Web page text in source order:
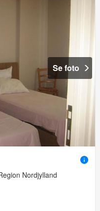
Se foto
Nordjylland